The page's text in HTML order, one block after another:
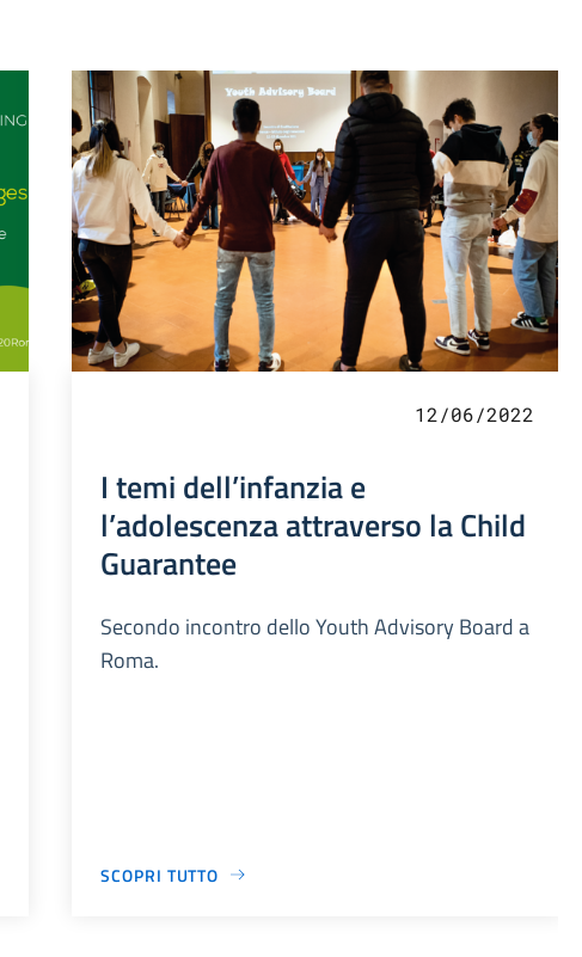
12/06/2022
I temi dell’infanzia e
l’adolescenza attraverso la Child
Guarantee
Secondo incontro dello Youth Advisory Board a
Roma.
SCOPRI TUTTO